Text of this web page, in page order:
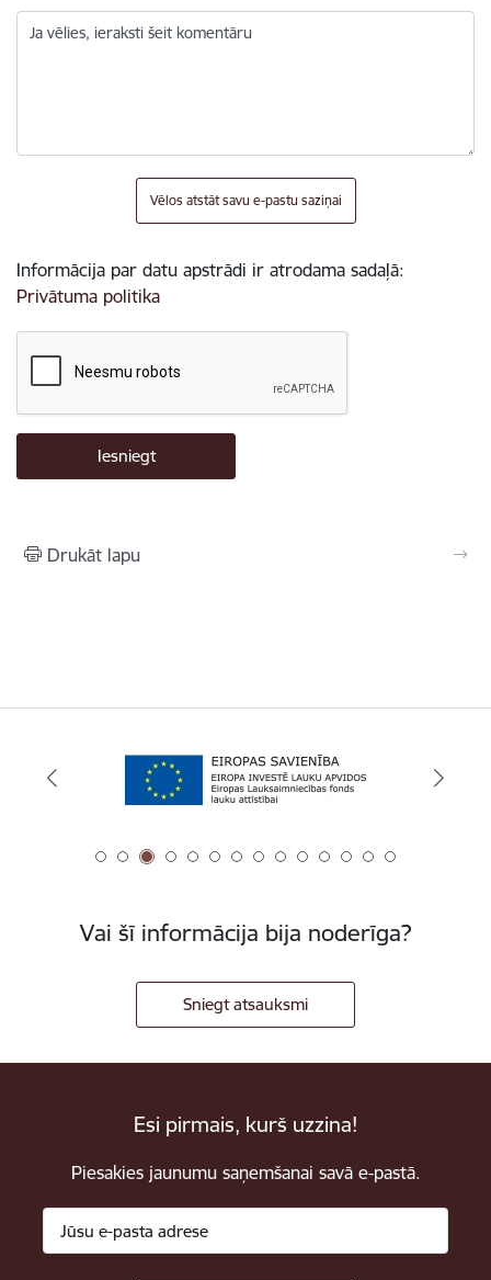
Ja vēlies, ieraksti šeit komentāru
Vēlos atstāt savu e-pastu saziņai
Informācija par datu apstrādi ir atrodama sadaļā:
Privātuma politika
Drukāt lapu
Vai šī informācija bija noderīga?
Sniegt atsauksmi
Esi pirmais, kurš uzzina!
Piesakies jaunumu saņemšanai savā e-pastā.